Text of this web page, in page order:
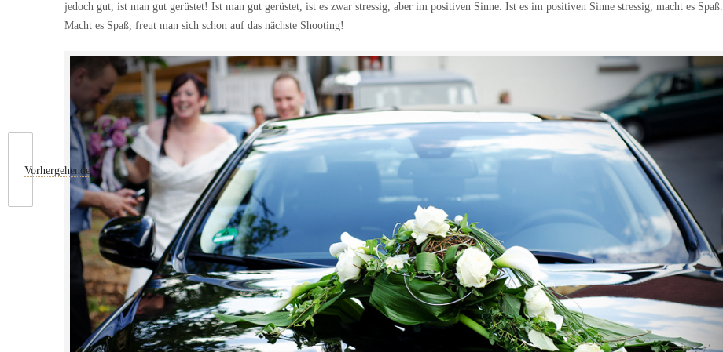
Vorhergehende
jedoch gut, ist man gut gerüstet! Ist man gut gerüstet, ist es zwar stressig, aber im positiven Sinne. Ist es im positiven Sinne stressig, macht es Spaß.
Macht es Spaß, freut man sich schon auf das nächste Shooting!